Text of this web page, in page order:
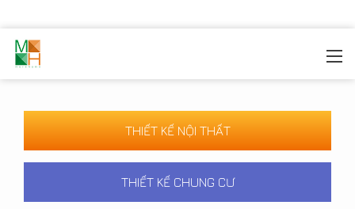
THIẾT KẾ NỘI THẤT
THIẾT KẾ CHUNG CƯ